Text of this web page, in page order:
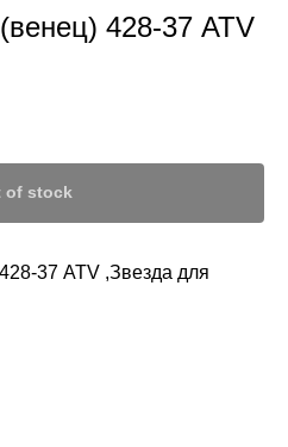
428-37 ATV
of stock
37 ATV ,Звезда для